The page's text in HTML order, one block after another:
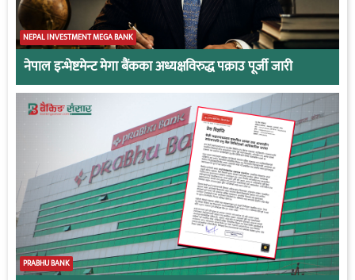
NEPAL INVESTMENT MEGA BANK
नेपाल इन्भेष्टमेन्ट मेगा बैंकका अध्यक्षविरुद्ध पक्राउ पूर्जी जारी
PRABHU BANK